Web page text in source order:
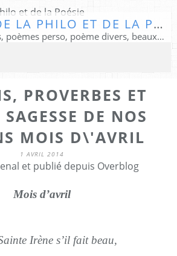
LE MONDE DE LA PHILO ET DE LA POÉSIE
Extraits de livres lus, poèmes perso, poème divers, beaux textes...
PROVERBES ET
DE NOS
MOIS D\'AVRIL
1 AVRIL 2014
et publié depuis Overblog
Mois d’avril
Irène s’il fait beau,